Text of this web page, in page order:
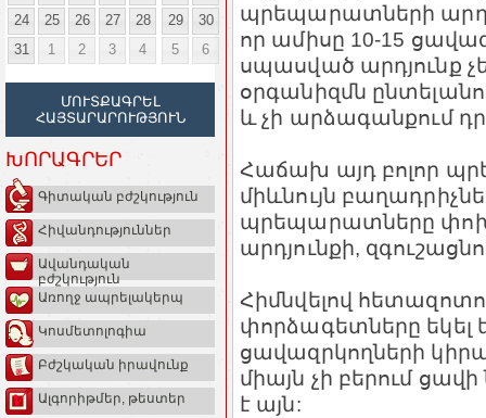
24
25 26 27 28 29
30
31
1 2 3 4 5 6
ՄՈՒՏՔԱԳՐԵԼ
ՀԱՅՏԱՐԱՐՈՒԹՅՈՒՆ
ԽՈՐԱԳՐԵՐ
Գիտական բժշկություն
Հիվանդություններ
Ավանդական
բժշկություն
Առողջ ապրելակերպ
Կոսմետոլոգիա
Բժշկական իրավունք
Ալգորիթմեր, թեստեր
պրեպարատների
որ ամիսը 10-15
սպասված արդյունք
օրգանիզմն
և չի արձագանքում
Հաճախ այդ բոլոր
միևնույն
պրեպարատները
արդյունքի,
Հիմնվելով
փորձագետները եկել
ցավազրկողների
միայն չի բերում
է այն: